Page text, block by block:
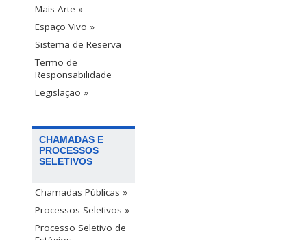
Mais Arte »
Espaço Vivo »
Sistema de Reserva
Termo de
Responsabilidade
Legislação »
CHAMADAS E
PROCESSOS
SELETIVOS
Chamadas Públicas »
Processos Seletivos »
Processo Seletivo de